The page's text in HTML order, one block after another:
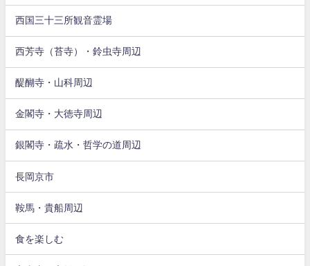
西国三十三所観音霊場
西芳寺（苔寺）・鈴虫寺周辺
醍醐寺・山科周辺
金閣寺・大徳寺周辺
銀閣寺・疏水・哲学の道周辺
長岡京市
鞍馬・貴船周辺
食を楽しむ